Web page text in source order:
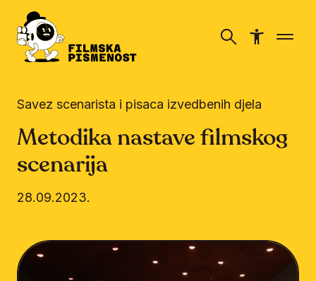
Savez scenarista i pisaca izvedbenih djela
Metodika nastave filmskog
scenarija
28.09.2023.